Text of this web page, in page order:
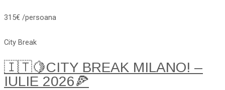
315€ /persoana
City Break
🇮🇹🍋CITY BREAK MILANO! –
IULIE 2026🍕